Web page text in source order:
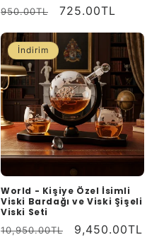
Normal
950.00TL
İndirimli
725.00TL
İndirim
World - Kişiye Özel İsimli
Viski Bardağı ve Viski Şişeli
Viski Seti
Normal
10,950.00TL
İndirimli
9,450.00TL